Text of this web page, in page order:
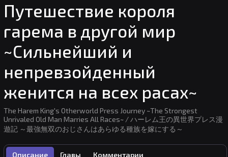
Путешествие короля
гарема в другой мир
~Сильнейший и
непревзойденный
женится на всех расах~
The Harem King's Otherworld Press Journey ~The Strongest
Unrivaled Old Man Marries All Races~ / ハーレム王の異世界プレス漫
遊記 ～最強無双のおじさんはあらゆる種族を嫁にする～
Описание Главы Комментарии